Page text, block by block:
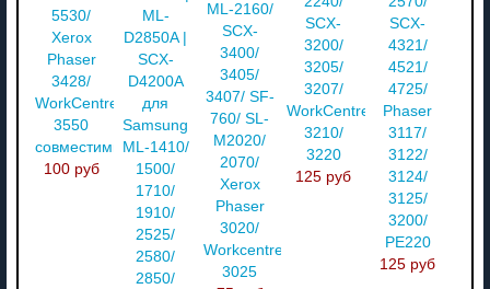
5530/
Xerox
Phaser
3428/
WorkCentre
3550
совместимый
100 руб
ML-
D2850A |
SCX-
D4200A
для
Samsung
ML-1410/
1500/
1710/
1910/
2525/
2580/
2850/
ML-2160/
SCX-
3400/
3405/
3407/ SF-
760/ SL-
M2020/
2070/
Xerox
Phaser
3020/
Workcentre
3025
SCX-
3200/
3205/
3207/
WorkCentre
3210/
3220
125 руб
SCX-
4321/
4521/
4725/
Phaser
3117/
3122/
3124/
3125/
3200/
PE220
125 руб